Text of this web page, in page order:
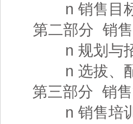
n 销售
第二部分 销
n 规划与
n 选拔、
第三部分 销
n 销售培